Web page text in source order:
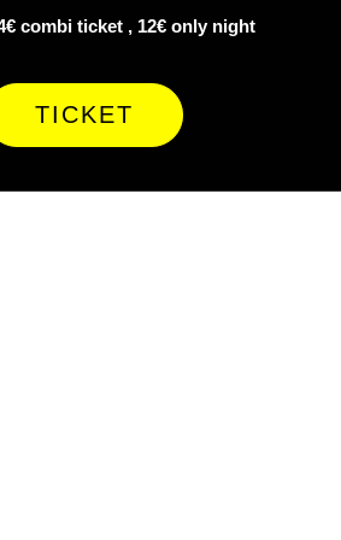
combi ticket , 12€ only night
TICKET